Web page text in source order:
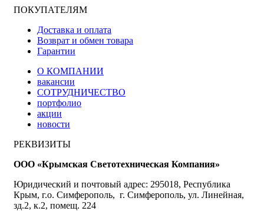
ПОКУПАТЕЛЯМ
Доставка и оплата
Возврат и обмен товара
Гарантии
О КОМПАНИИ
вакансии
СОТРУДНИЧЕСТВО
портфолио
акции
новости
РЕКВИЗИТЫ
ООО «Крымская Светотехническая Компания»
Юридический и почтовый адрес: 295018, Республика
Крым, г.о. Симферополь, г. Симферополь, ул. Линейная,
зд.2, к.2, помещ. 224